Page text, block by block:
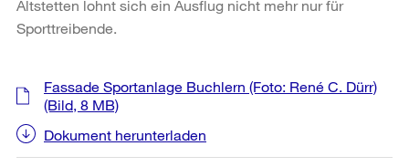
Altstetten lohnt sich ein Ausflug nicht mehr nur für
Sporttreibende.
Weitere
Informationen
Fassade Sportanlage Buchlern (Foto: René C. Dürr)
(Bild, 8 MB)
Dokument herunterladen